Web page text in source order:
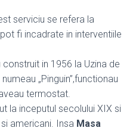
serviciu se refera la
fi incadrate in interventiile
construit in 1956 la Uzina de
„Pinguin”,functionau
termostat.
la inceputul secolului XIX si
americani. Insa Masa